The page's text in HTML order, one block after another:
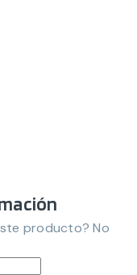
producto? No